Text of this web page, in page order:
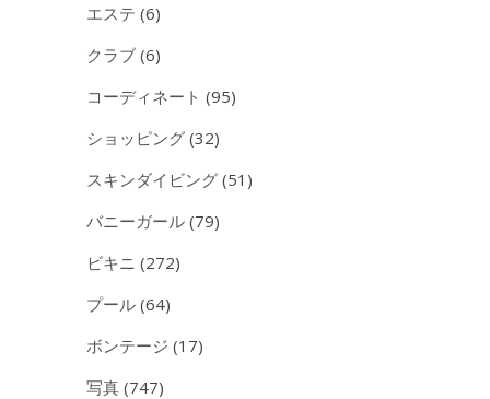
エステ (6)
クラブ (6)
コーディネート (95)
ショッピング (32)
スキンダイビング (51)
バニーガール (79)
ビキニ (272)
プール (64)
ボンテージ (17)
写真 (747)